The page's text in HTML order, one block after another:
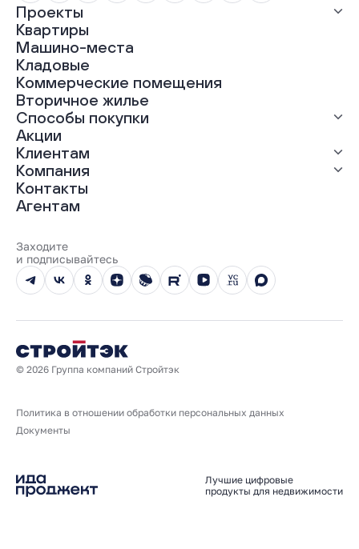
Проекты
Все проекты
ЖК «Абрикос»
ЖК «Гравитация»
ЖК «Грин Гарден»
ЖК «Динамика»
ЖК «Мохито»
ЖК «Современник»
ЖК «Янтарная долина»
Квартиры
Машино-места
Кладовые
Коммерческие помещения
Вторичное жилье
Способы покупки
Выгодная ипотека
Рассрочка
Материнский капитал
Трейд-ин
100% оплата
Акции
Клиентам
Ход строительства
Документы
Выдача ключей
Компания
О нас
Карьера
Реализованные проекты
Вопросы и ответы
Новости
Юбилейный год
Контакты
Агентам
Заходите
и подписывайтесь
© 2026 Группа компаний Стройтэк
Политика в отношении обработки персональных данных
Документы
Лучшие цифровые
продукты для недвижимости